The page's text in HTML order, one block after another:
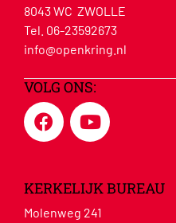
8043 WC ZWOLLE
Tel. 06-23592673
info@openkring.nl
VOLG ONS:
KERKELIJK BUREAU
Molenweg 241